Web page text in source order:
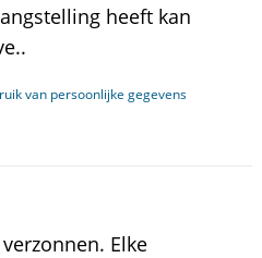
heeft kan
van persoonlijke gegevens
Elke